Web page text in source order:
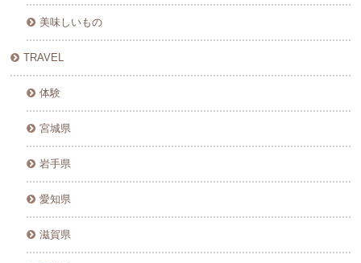
美味しいもの
TRAVEL
体験
宮城県
岩手県
愛知県
滋賀県